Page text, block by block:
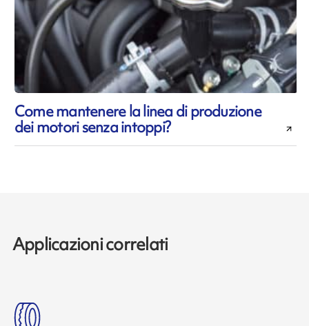
Come mantenere la linea di produzione
dei motori senza intoppi?
Applicazioni correlati